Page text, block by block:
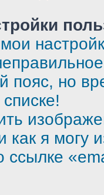
пояс, но
как я могу
ссылке